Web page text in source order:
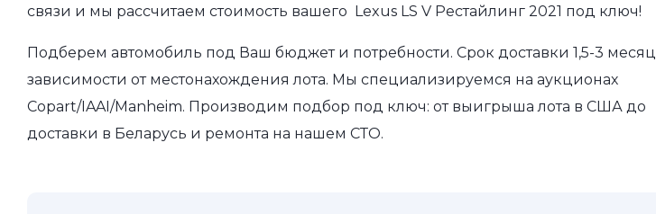
связи и мы рассчитаем стоимость вашего Lexus LS V Рестайлинг 2021 под ключ!
Подберем автомобиль под Ваш бюджет и потребности. Срок доставки 1,5-3
зависимости от местонахождения лота. Мы специализируемся на аукционах
Copart/IAAI/Manheim. Производим подбор под ключ: от выигрыша лота в США до
доставки в Беларусь и ремонта на нашем СТО.